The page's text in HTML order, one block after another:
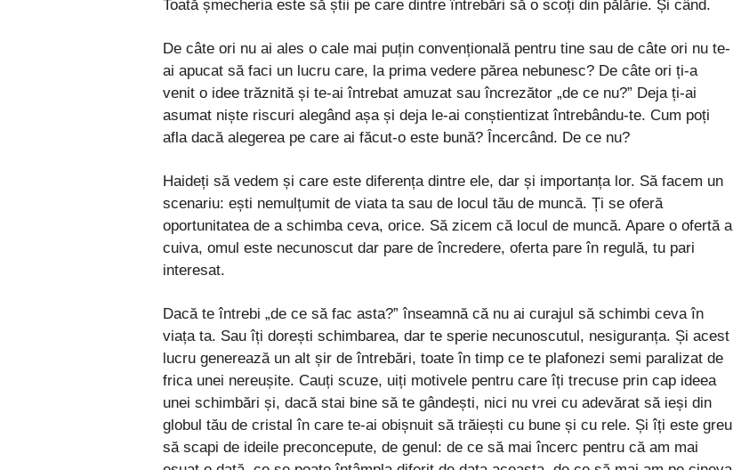
Toată șmecheria este să știi pe care dintre întrebări să o scoți din pălărie. Și când.
De câte ori nu ai ales o cale mai puțin convențională pentru tine sau de câte ori nu te-
ai apucat să faci un lucru care, la prima vedere părea nebunesc? De câte ori ți-a
venit o idee trăznită și te-ai întrebat amuzat sau încrezător „de ce nu?” Deja ți-ai
asumat niște riscuri alegând așa și deja le-ai conștientizat întrebându-te. Cum poți
afla dacă alegerea pe care ai făcut-o este bună? Încercând. De ce nu?
Haideți să vedem și care este diferența dintre ele, dar și importanța lor. Să facem un
scenariu: ești nemulțumit de viata ta sau de locul tău de muncă. Ți se oferă
oportunitatea de a schimba ceva, orice. Să zicem că locul de muncă. Apare o ofertă a
cuiva, omul este necunoscut dar pare de încredere, oferta pare în regulă, tu pari
interesat.
Dacă te întrebi „de ce să fac asta?” înseamnă că nu ai curajul să schimbi ceva în
viața ta. Sau îți dorești schimbarea, dar te sperie necunoscutul, nesiguranța. Și acest
lucru generează un alt șir de întrebări, toate în timp ce te plafonezi semi paralizat de
frica unei nereușite. Cauți scuze, uiți motivele pentru care îți trecuse prin cap ideea
unei schimbări și, dacă stai bine să te gândești, nici nu vrei cu adevărat să ieși din
globul tău de cristal în care te-ai obișnuit să trăiești cu bune și cu rele. Și îți este greu
să scapi de ideile preconcepute, de genul: de ce să mai încerc pentru că am mai